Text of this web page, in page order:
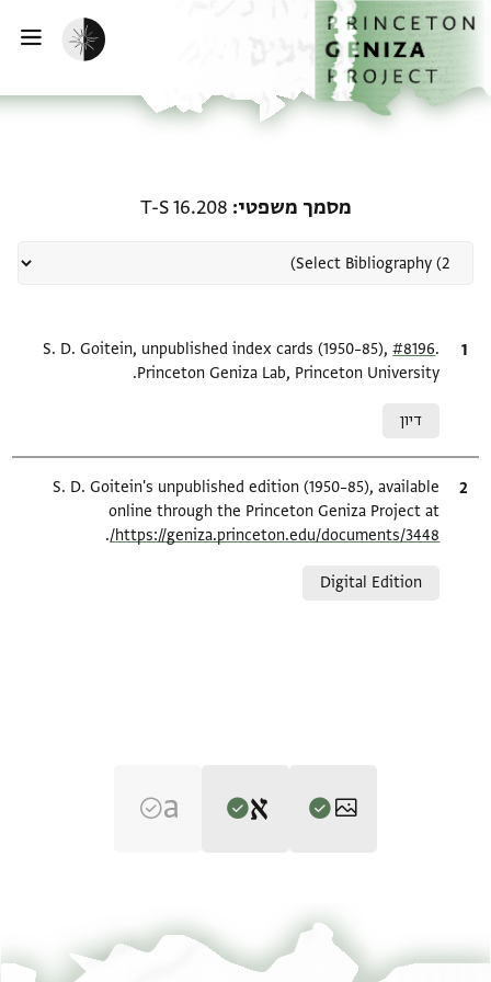
לתוכןהבית
הפעלת מצב כהה
מסמך משפטי T-S 16.208
ציטוט S. D. Goitein, unpublished index cards (1950–85),#8196
Princeton Geniza Lab, Princeton University.
דיון
ציטוט
S. D. Goitein's unpublished edition (1950–85), available
online through the Princeton Geniza Project at
https://geniza.princeton.edu/documents/3448/
.
Digital Edition
S. D. Goitein's unpublished edition (1950–85).
T-S 16.208 1v הגדל וסובב
verso top of the page, diagonal, upside down